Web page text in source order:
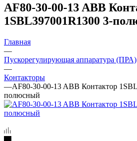
AF80-30-00-13 ABB
1SBL397001R1300 3-
Главная
—
Пускорегулирующая аппаратура (ПРА)
—
Контакторы
—AF80-30-00-13 ABB Контактор
полюсный